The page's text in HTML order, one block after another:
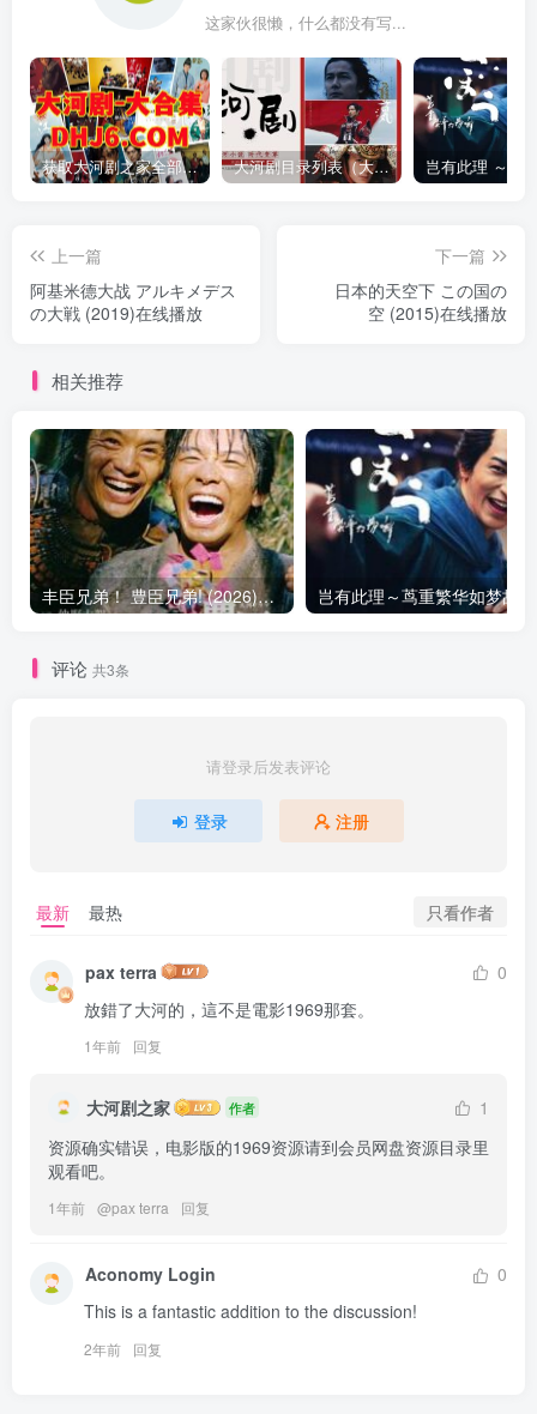
这家伙很懒，什么都没有写...
获取大河剧之家全部资源 大河剧目录列表（大河剧资源以本目录为准）
上一篇
阿基米德大战 アルキメデス
の大戦 (2019)在线播放
下一篇
日本的天空下 この国の
空 (2015)在线播放
相关推荐
丰臣兄弟！ 豊臣兄弟! (2026)在线播放 更新29
评论 共3条
请登录后发表评论
登录 注册
最新 最热 只看作者
pax terra
0
放錯了大河的，這不是電影1969那套。
1年前 回复
大河剧之家 作者
1
资源确实错误，电影版的1969资源请到会员网盘资源目录里
观看吧。
1年前 @pax terra 回复
Aconomy Login
0
This is a fantastic addition to the discussion!
2年前 回复